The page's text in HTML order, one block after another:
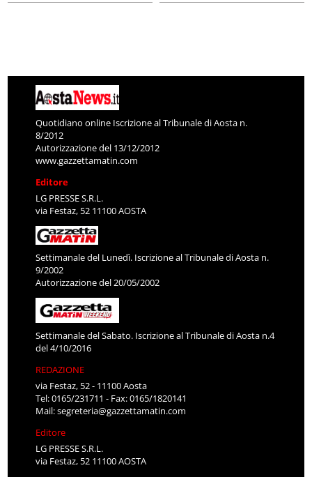
Quotidiano online Iscrizione al Tribunale di Aosta n.
8/2012
Autorizzazione del 13/12/2012
www.gazzettamatin.com
Editore
LG PRESSE S.R.L.
via Festaz, 52 11100 AOSTA
Settimanale del Lunedì. Iscrizione al Tribunale di Aosta n.
9/2002
Autorizzazione del 20/05/2002
Settimanale del Sabato. Iscrizione al Tribunale di Aosta n.4
del 4/10/2016
REDAZIONE
via Festaz, 52 - 11100 Aosta
Tel: 0165/231711 - Fax: 0165/1820141
Mail:segreteria@gazzettamatin.com
Editore
LG PRESSE S.R.L.
via Festaz, 52 11100 AOSTA